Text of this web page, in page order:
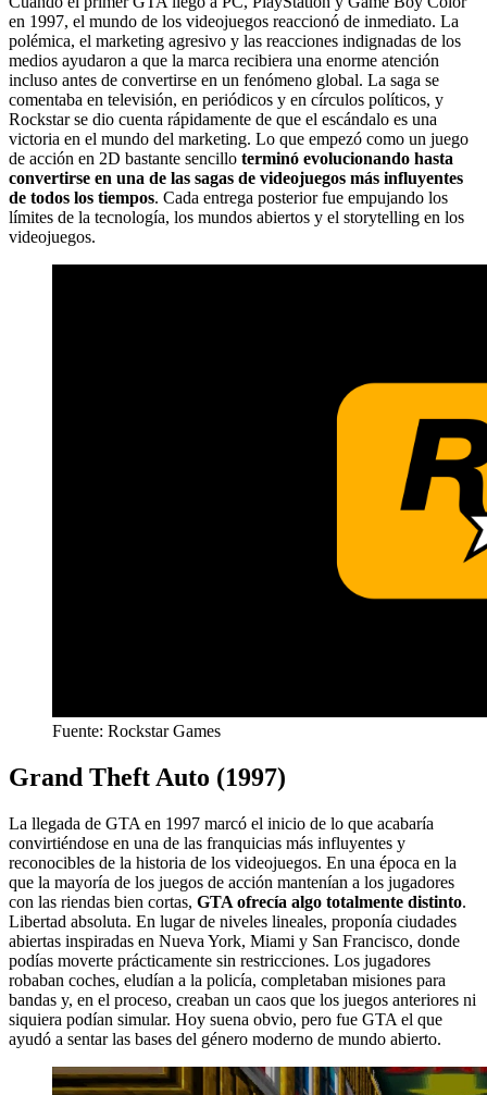
en 1997, el mundo de los videojuegos reaccionó de inmediato. La
polémica, el marketing agresivo y las reacciones indignadas de los
medios ayudaron a que la marca recibiera una enorme atención
incluso antes de convertirse en un fenómeno global. La saga se
comentaba en televisión, en periódicos y en círculos políticos, y
Rockstar se dio cuenta rápidamente de que el escándalo es una
victoria en el mundo del marketing. Lo que empezó como un juego
de acción en 2D bastante sencillo terminó evolucionando hasta
convertirse en una de las sagas de videojuegos más influyentes
de todos los tiempos. Cada entrega posterior fue empujando los
límites de la tecnología, los mundos abiertos y el storytelling en los
videojuegos.
Fuente: Rockstar Games
Grand Theft Auto (1997)
La llegada de GTA en 1997 marcó el inicio de lo que acabaría
convirtiéndose en una de las franquicias más influyentes y
reconocibles de la historia de los videojuegos. En una época en la
que la mayoría de los juegos de acción mantenían a los jugadores
con las riendas bien cortas, GTA ofrecía algo totalmente distinto.
Libertad absoluta. En lugar de niveles lineales, proponía ciudades
abiertas inspiradas en Nueva York, Miami y San Francisco, donde
podías moverte prácticamente sin restricciones. Los jugadores
robaban coches, eludían a la policía, completaban misiones para
bandas y, en el proceso, creaban un caos que los juegos anteriores ni
siquiera podían simular. Hoy suena obvio, pero fue GTA el que
ayudó a sentar las bases del género moderno de mundo abierto.